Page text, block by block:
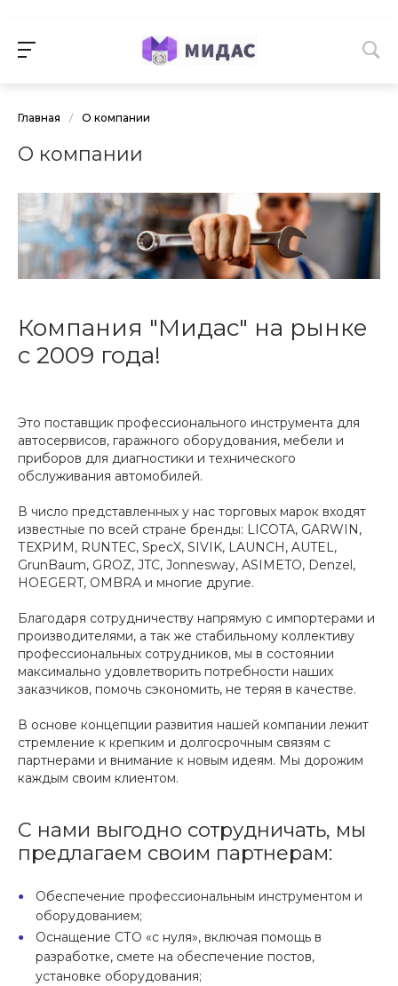
Главная / О компании
О компании
Компания "Мидас" на рынке
с 2009 года!
Это поставщик профессионального инструмента для
автосервисов, гаражного оборудования, мебели и
приборов для диагностики и технического
обслуживания автомобилей.
В число представленных у нас торговых марок входят
известные по всей стране бренды: LICOTA, GARWIN,
ТЕХРИМ, RUNTEC, SpecX, SIVIK, LAUNCH, AUTEL,
GrunBaum, GROZ, JTC, Jonnesway, ASIMETO, Denzel,
HOEGERT, OMBRA и многие другие.
Благодаря сотрудничеству напрямую с импортерами и
производителями, а так же стабильному коллективу
профессиональных сотрудников, мы в состоянии
максимально удовлетворить потребности наших
заказчиков, помочь сэкономить, не теряя в качестве.
В основе концепции развития нашей компании лежит
стремление к крепким и долгосрочным связям с
партнерами и внимание к новым идеям. Мы дорожим
каждым своим клиентом.
С нами выгодно сотрудничать, мы
предлагаем своим партнерам:
Обеспечение профессиональным инструментом и
оборудованием;
Оснащение СТО «с нуля», включая помощь в
разработке, смете на обеспечение постов,
установке оборудования;